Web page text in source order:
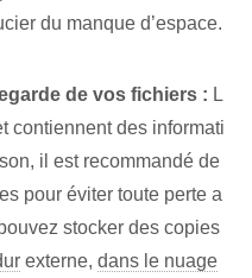
du manque d’espace.
de vos fichiers : L
contiennent des informati
il est recommandé de
pour éviter toute perte a
stocker des copies
externe, dans le nuage